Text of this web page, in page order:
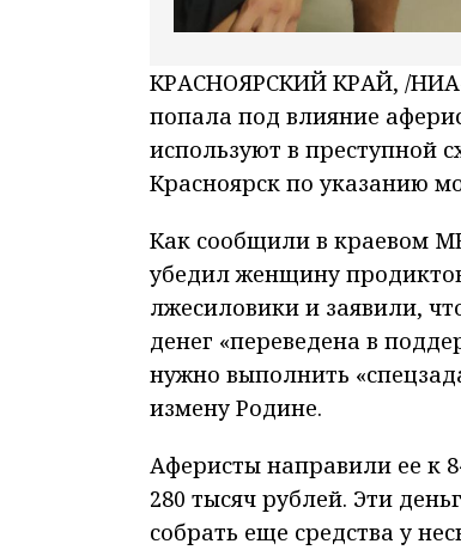
КРАСНОЯРСКИЙ КРАЙ, /НИА-
попала под влияние
используют в преступной
Красноярск по указанию
Как сообщили в краевом
убедил женщину
лжесиловики и заявили,
денег «переведена в
нужно выполнить
измену Родине.
Аферисты направили ее к
280 тысяч рублей. Эти
собрать еще средства у